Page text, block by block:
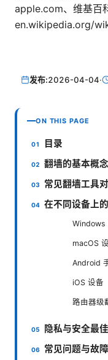
apple.com、维基百
en.wikipedia.org/
发布:2026-04-04·
ON THIS PAGE
目录
翻墙的基本概
常见翻墙工具
在不同设备上
Windows
macOS
Android
iOS 设备
路由器级
隐私与安全最
常见问题与故